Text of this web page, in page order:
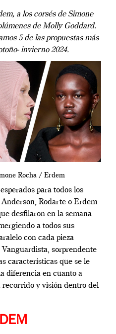
a los corsés de Simone
de Molly Goddard.
5 de las propuestas más
invierno 2024.
Rocha / Erdem
para todos los
Rodarte o Erdem
desfilaron en la semana
a todos sus
con cada pieza
Vanguardista, sorprendente
características que se le
diferencia en cuanto a
recorrido y visión dentro del